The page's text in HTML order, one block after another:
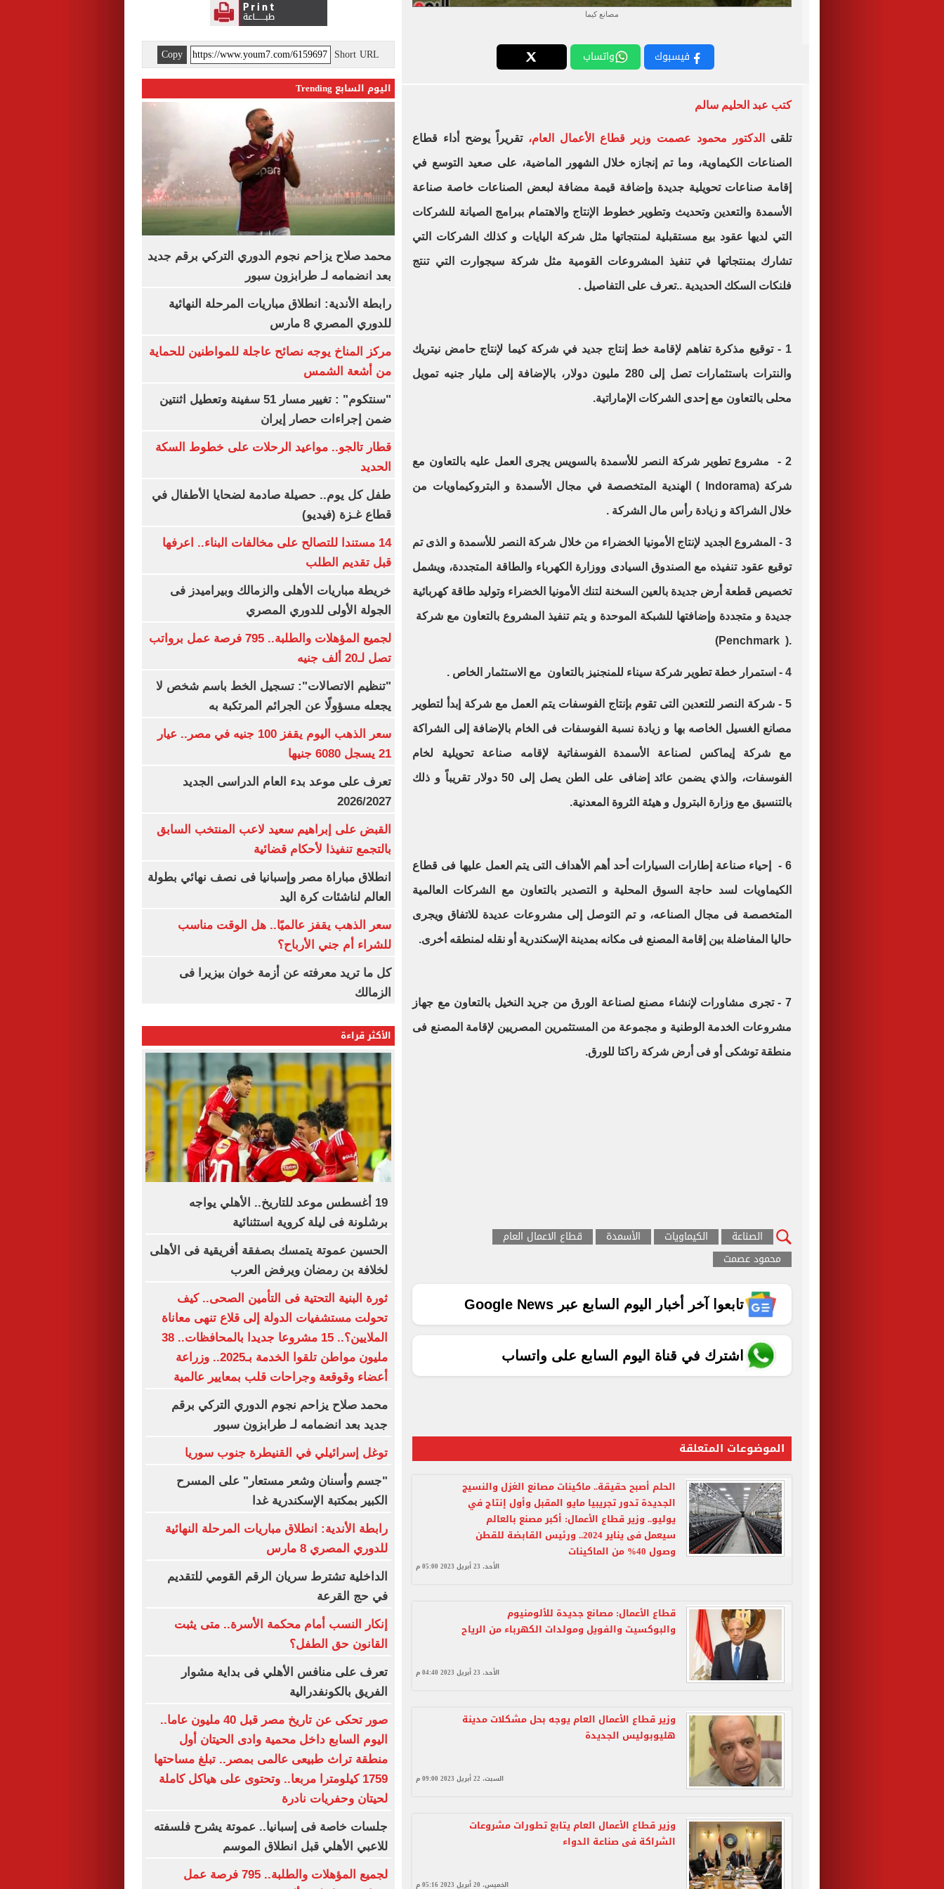
مصانع كيما
فيسبوك واتساب
كتب عبد الحليم سالم
تلقى الدكتور محمود عصمت وزير قطاع الأعمال العام،تقريراً يوضح أداء قطاع
الصناعات الكيماوية، وما تم إنجازه خلال الشهور الماضية، على صعيد التوسع في
إقامة صناعات تحويلية جديدة وإضافة قيمة مضافة لبعض الصناعات خاصة صناعة
الأسمدة والتعدين وتحديث وتطوير خطوط الإنتاج والاهتمام ببرامج الصيانة للشركات
التي لديها عقود بيع مستقبلية لمنتجاتها مثل شركة اليايات و كذلك الشركات التي
تشارك بمنتجاتها في تنفيذ المشروعات القومية مثل شركة سيجوارت التي تنتج
فلنكات السكك الحديدية ..تعرف على التفاصيل .
1 - توقيع مذكرة تفاهم لإقامة خط إنتاج جديد في شركة كيما لإنتاج حامض نيتريك
والنترات باستثمارات تصل إلى 280 مليون دولار، بالإضافة إلى مليار جنيه تمويل
محلى بالتعاون مع إحدى الشركات الإماراتية.
2 - مشروع تطوير شركة النصر للأسمدة بالسويس يجرى العمل عليه بالتعاون مع
شركة ( Indorama) الهندية المتخصصة في مجال الأسمدة و البتروكيماويات من
خلال الشراكة و زيادة رأس مال الشركة .
3 - المشروع الجديد لإنتاج الأمونيا الخضراء من خلال شركة النصر للأسمدة و الذى تم
توقيع عقود تنفيذه مع الصندوق السيادى ووزارة الكهرباء والطاقة المتجددة، ويشمل
تخصيص قطعة أرض جديدة بالعين السخنة لتنك الأمونيا الخضراء وتوليد طاقة كهربائية
جديدة و متجددة وإضافتها للشبكة الموحدة و يتم تنفيذ المشروع بالتعاون مع شركة
(Penchmark ).
4 - استمرار خطة تطوير شركة سيناء للمنجنيز بالتعاون مع الاستثمار الخاص .
5 - شركة النصر للتعدين التى تقوم بإنتاج الفوسفات يتم العمل مع شركة إبدأ لتطوير
مصانع الغسيل الخاصه بها و زيادة نسبة الفوسفات فى الخام بالإضافة إلى الشراكة
مع شركة إيماكس لصناعة الأسمدة الفوسفاتية لإقامه صناعة تحويلية لخام
الفوسفات، والذي يضمن عائد إضافى على الطن يصل إلى 50 دولار تقريباً و ذلك
بالتنسيق مع وزارة البترول و هيئة الثروة المعدنية.
6 - إحياء صناعة إطارات السيارات أحد أهم الأهداف التى يتم العمل عليها فى قطاع
الكيماويات لسد حاجة السوق المحلية و التصدير بالتعاون مع الشركات العالمية
المتخصصة فى مجال الصناعه، و تم التوصل إلى مشروعات عديدة للاتفاق ويجرى
حاليا المفاضلة بين إقامة المصنع فى مكانه بمدينة الإسكندرية أو نقله لمنطقه أخرى.
7 - تجرى مشاورات لإنشاء مصنع لصناعة الورق من جريد النخيل بالتعاون مع جهاز
مشروعات الخدمة الوطنية و مجموعة من المستثمرين المصريين لإقامة المصنع فى
منطقة توشكى أو فى أرض شركة راكتا للورق.
الصناعة الكيماويات الأسمدة
قطاع الاعمال العام
محمود عصمت
تابعوا آخر أخبار اليوم السابع عبر Google News
اشترك في قناة اليوم السابع على واتساب
الموضوعات المتعلقة
الحلم أصبح حقيقة.. ماكينات مصانع الغزل والنسيج
الجديدة تدور تجريبيا مايو المقبل وأول إنتاج في
يوليو.. وزير قطاع الأعمال: أكبر مصنع بالعالم
سيعمل فى يناير 2024.. ورئيس القابضة للقطن
وصول 40% من الماكينات
الأحد، 23 أبريل 2023 05:00 م
قطاع الأعمال: مصانع جديدة للألومنيوم
والبوكسيت والفويل ومولدات الكهرباء من الرياح
الأحد، 23 أبريل 2023 04:40 م
وزير قطاع الأعمال العام يوجه بحل مشكلات مدينة
هليوبوليس الجديدة
السبت، 22 أبريل 2023 09:00 م
وزير قطاع الأعمال العام يتابع تطورات مشروعات
الشراكة فى صناعة الدواء
الخميس، 20 أبريل 2023 05:16 م
Short URL
Copy
اليوم السابع Trending
محمد صلاح يزاحم نجوم الدوري التركي برقم جديد
بعد انضمامه لـ طرابزون سبور
رابطة الأندية: انطلاق مباريات المرحلة النهائية
للدوري المصري 8 مارس
مركز المناخ يوجه نصائح عاجلة للمواطنين للحماية
من أشعة الشمس
"سنتكوم" : تغيير مسار 51 سفينة وتعطيل اثنتين
ضمن إجراءات حصار إيران
قطار تالجو.. مواعيد الرحلات على خطوط السكة
الحديد
طفل كل يوم.. حصيلة صادمة لضحايا الأطفال في
قطاع غـزة (فيديو)
14 مستندا للتصالح على مخالفات البناء.. اعرفها
قبل تقديم الطلب
خريطة مباريات الأهلى والزمالك وبيراميدز فى
الجولة الأولى للدوري المصري
لجميع المؤهلات والطلبة.. 795 فرصة عمل برواتب
تصل لـ20 ألف جنيه
"تنظيم الاتصالات": تسجيل الخط باسم شخص لا
يجعله مسؤولًا عن الجرائم المرتكبة به
سعر الذهب اليوم يقفز 100 جنيه في مصر.. عيار
21 يسجل 6080 جنيها
تعرف على موعد بدء العام الدراسى الجديد
2026/2027
القبض على إبراهيم سعيد لاعب المنتخب السابق
بالتجمع تنفيذا لأحكام قضائية
انطلاق مباراة مصر وإسبانيا فى نصف نهائي بطولة
العالم لناشئات كرة اليد
سعر الذهب يقفز عالميًا.. هل الوقت مناسب
للشراء أم جني الأرباح؟
كل ما تريد معرفته عن أزمة خوان بيزيرا فى
الزمالك
الأكثر قراءة
19 أغسطس موعد للتاريخ.. الأهلي يواجه
برشلونة فى ليلة كروية استثنائية
الحسين عموتة يتمسك بصفقة أفريقية فى الأهلى
لخلافة بن رمضان ويرفض العرب
ثورة البنية التحتية فى التأمين الصحى.. كيف
تحولت مستشفيات الدولة إلى قلاع تنهى معاناة
الملايين؟.. 15 مشروعا جديدا بالمحافظات.. 38
مليون مواطن تلقوا الخدمة بـ2025.. وزراعة
أعضاء وقوقعة وجراحات قلب بمعايير عالمية
محمد صلاح يزاحم نجوم الدوري التركي برقم
جديد بعد انضمامه لـ طرابزون سبور
توغل إسرائيلي في القنيطرة جنوب سوريا
"جسم وأسنان وشعر مستعار" على المسرح
الكبير بمكتبة الإسكندرية غدا
رابطة الأندية: انطلاق مباريات المرحلة النهائية
للدوري المصري 8 مارس
الداخلية تشترط سريان الرقم القومي للتقديم
في حج القرعة
إنكار النسب أمام محكمة الأسرة.. متى يثبت
القانون حق الطفل؟
تعرف على منافس الأهلي فى بداية مشوار
الفريق بالكونفدرالية
صور تحكى عن تاريخ مصر قبل 40 مليون عاما..
اليوم السابع داخل محمية وادى الحيتان أول
منطقة تراث طبيعى عالمى بمصر.. تبلغ مساحتها
1759 كيلومترا مربعا.. وتحتوى على هياكل كاملة
لحيتان وحفريات نادرة
جلسات خاصة فى إسبانيا.. عموتة يشرح فلسفته
للاعبي الأهلي قبل انطلاق الموسم
لجميع المؤهلات والطلبة.. 795 فرصة عمل